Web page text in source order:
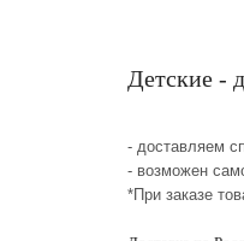
Детские -
- доставляем
- возможен
*При заказе